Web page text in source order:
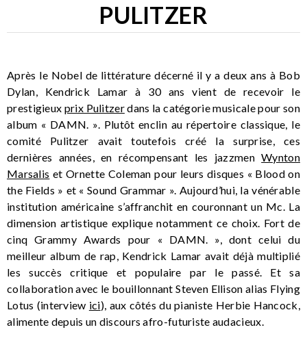
PULITZER
Après le Nobel de littérature décerné il y a deux ans à Bob
Dylan, Kendrick Lamar à 30 ans vient de recevoir le
prestigieux prix Pulitzerdans la catégorie musicale pour son
album « DAMN. ». Plutôt enclin au répertoire classique, le
comité Pulitzer avait toutefois créé la surprise, ces
dernières années, en récompensant les jazzmenWynton
Marsalis et Ornette Coleman pour leurs disques « Blood on
the Fields » et « Sound Grammar ». Aujourd’hui, la vénérable
institution américaine s’affranchit en couronnant un Mc. La
dimension artistique explique notamment ce choix. Fort de
cinq Grammy Awards pour « DAMN. », dont celui du
meilleur album de rap, Kendrick Lamar avait déjà multiplié
les succès critique et populaire par le passé. Et sa
collaboration avec le bouillonnant Steven Ellison alias Flying
Lotus (interview ici), aux côtés du pianiste Herbie Hancock,
alimente depuis un discours afro-futuriste audacieux.